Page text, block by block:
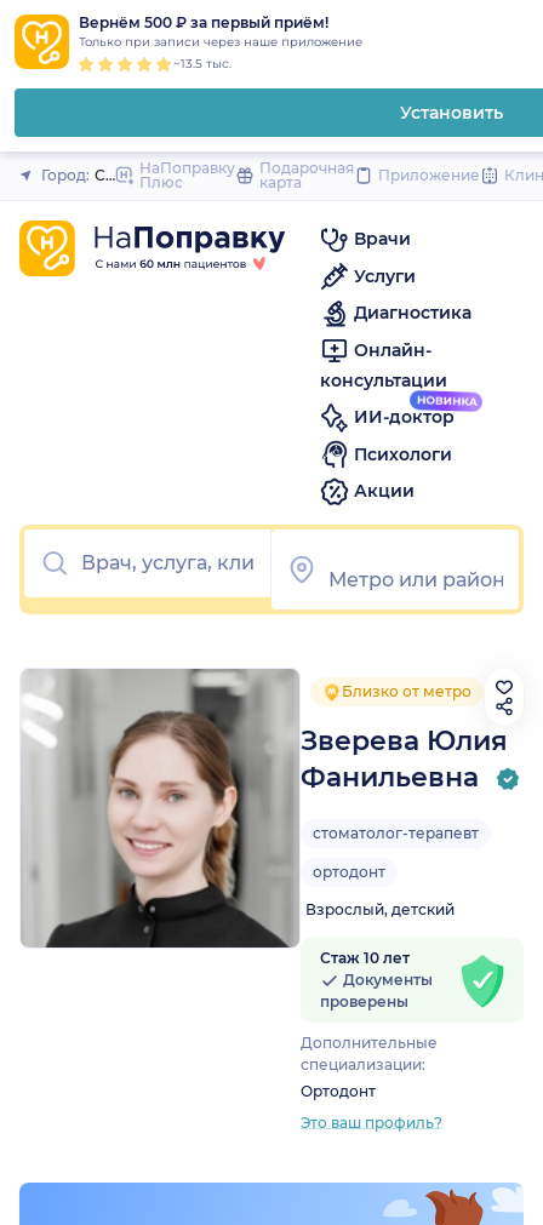
Вернём 500 ₽ за первый приём!
Только при записи через наше приложение
~13.5 тыс.
Установить
Закрыть
Город: Санкт-Петербург
НаПоправку
Плюс
Подарочная
карта
Приложение
Врачи
Услуги
Диагностика
Онлайн-
консультации
ИИ-доктор
Психологи
Акции
Близко от метро
Зверева Юлия
Фанильевна
стоматолог-терапевт
ортодонт
Взрослый, детский
Стаж 10 лет
Документы
проверены
Дополнительные
специализации:
Ортодонт
Это ваш профиль?